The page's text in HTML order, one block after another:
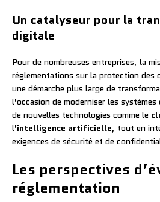
Un catalyseur pour la
digitale
Pour de nombreuses entreprises, la
réglementations sur la protection des
une démarche plus large de
l’occasion de moderniser les
de nouvelles technologies comme le
l’intelligence artificielle, tout en
exigences de sécurité et de
Les perspectives
réglementation